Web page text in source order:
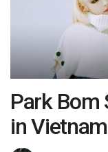
Park Bom
in Vietnam